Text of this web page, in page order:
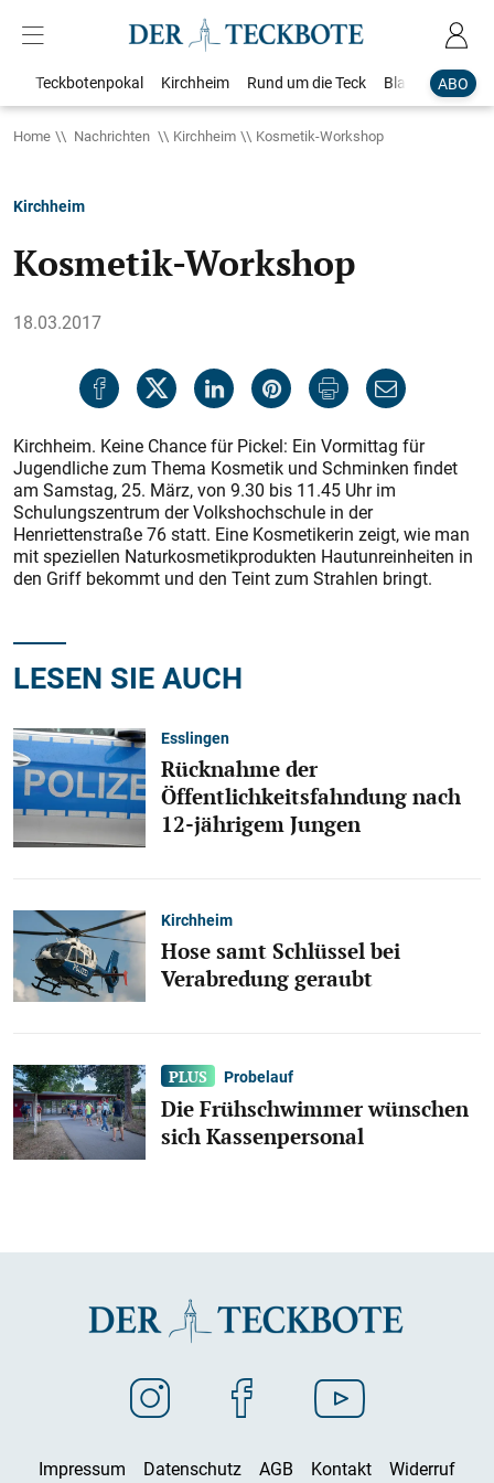
ABO
Teckbotenpokal Kirchheim Rund um die Teck Blaulicht
Home Nachrichten Kirchheim Kosmetik-Workshop
Kirchheim
Kosmetik-Workshop
18.03.2017
Kirchheim. Keine Chance für Pickel: Ein Vormittag für
Jugendliche zum Thema Kosmetik und Schminken findet
am Samstag, 25. März, von 9.30 bis 11.45 Uhr im
Schulungszentrum der Volkshochschule in der
Henriettenstraße 76 statt. Eine Kosmetikerin zeigt, wie man
mit speziellen Naturkosmetikprodukten Hautunreinheiten in
den Griff bekommt und den Teint zum Strahlen bringt.
LESEN SIE AUCH
Esslingen
Rücknahme der
Öffentlichkeitsfahndung nach
12-jährigem Jungen
Kirchheim
Hose samt Schlüssel bei
Verabredung geraubt
Probelauf
Die Frühschwimmer wünschen
sich Kassenpersonal
Impressum Datenschutz AGB Kontakt Widerruf